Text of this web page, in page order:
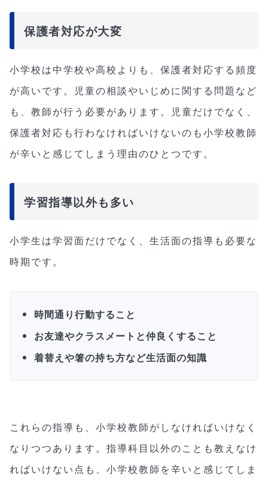
保護者対応が大変
小学校は中学校や高校よりも、保護者対応する頻度
が高いです。児童の相談やいじめに関する問題など
も、教師が行う必要があります。児童だけでなく、
保護者対応も行わなければいけないのも小学校教師
が辛いと感じてしまう理由のひとつです。
学習指導以外も多い
小学生は学習面だけでなく、生活面の指導も必要な
時期です。
時間通り行動すること
お友達やクラスメートと仲良くすること
着替えや箸の持ち方など生活面の知識
これらの指導も、小学校教師がしなければいけなく
なりつつあります。指導科目以外のことも教えなけ
ればいけない点も、小学校教師を辛いと感じてしま